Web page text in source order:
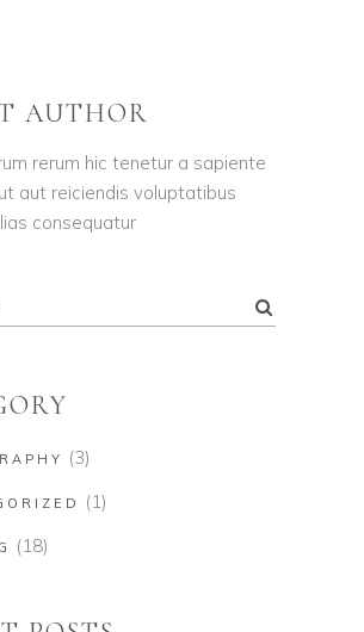
AUTHOR
rerum hic tenetur a sapiente
aut reiciendis voluptatibus
consequatur
(3)
(1)
(18)